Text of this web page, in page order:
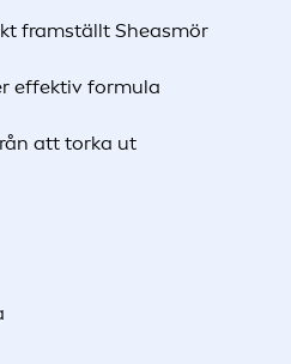
framställt Sheasmör
effektiv formula
att torka ut